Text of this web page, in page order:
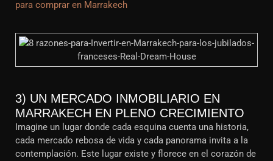
para comprar en Marrakech
3) UN MERCADO INMOBILIARIO EN
MARRAKECH EN PLENO CRECIMIENTO
Imagine un lugar donde cada esquina cuenta una historia,
cada mercado rebosa de vida y cada panorama invita a la
contemplación. Este lugar existe y florece en el corazón de